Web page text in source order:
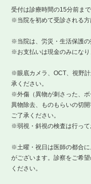
受付は診療時間の15分前まで
※当院を初めて受診される方
※当院は、労災・生活保護の
※お支払いは現金のみになり
※眼底カメラ、OCT、視野
承ください。
※外傷（異物が刺さった、
異物除去、ものもらいの切
ご了承ください。
※弱視・斜視の検査は行って
※土曜・祝日は医師の都合に
がございます。診察をご希
ください。